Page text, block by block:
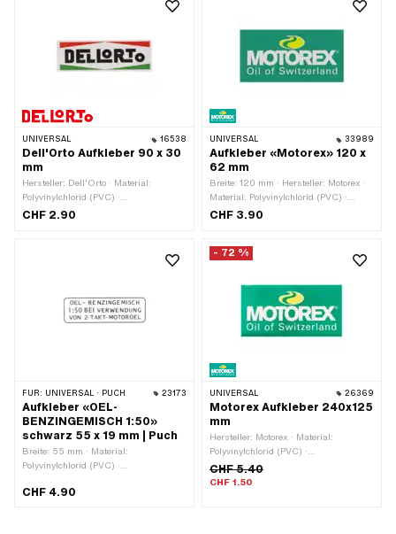
UNIVERSAL 16538
Dell'Orto Aufkleber 90 x 30
mm
Hersteller: Dell'Orto · Material:
Polyvinylchlorid (PVC) ·
Verwendungsort: Universal · Farbe:
Rückseite: Klebstoff · Breite: 90 mm ·
CHF 2.90
UNIVERSAL 33989
Aufkleber «Motorex» 120 x
62 mm
Breite: 120 mm · Hersteller: Motorex ·
Material: Polyvinylchlorid (PVC) ·
Oberfläche: glänzend · Farbe: gelb ·
Höhe: 62 mm · Transferfolie: Nein
CHF 3.90
FÜR: UNIVERSAL · PUCH 23173
Aufkleber «OEL-
BENZINGEMISCH 1:50»
schwarz 55 x 19 mm | Puch
Breite: 55 mm · Material:
Polyvinylchlorid (PVC) ·
Farbe: schwarz · Beschaffenheit
CHF 4.90
- 72 %
UNIVERSAL 26369
Motorex Aufkleber 240x125
mm
Hersteller: Motorex · Material:
Polyvinylchlorid (PVC) ·
Verwendungsort: Universal ·
Beschaffenheit Rückseite: Klebstoff ·
CHF 5.40
CHF 1.50